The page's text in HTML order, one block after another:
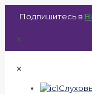
Подпишитесь в
✕
✕